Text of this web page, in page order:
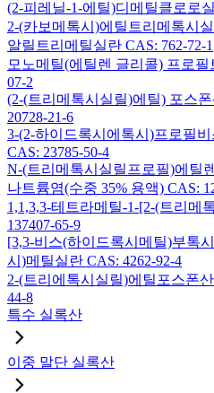
(2-피레닐-1-에틸)디메틸클로로
2-(카보메톡시)에틸트리메톡시
알릴트리메틸실란 CAS: 762-72-1
모노메틸(에틸렌 글리콜) 프로
07-2
(2-(트리메톡시실릴)에틸) 포스
20728-21-6
3-(2-하이드록시에톡시)프로필
CAS: 23785-50-4
N-(트리메톡시실릴프로필)에틸
나트륨염(수중 35% 용액) CAS:
1,1,3,3-테트라메틸-1-[2-(트리메
137407-65-9
[3,3-비스(하이드록시메틸)부톡
시)메틸실란 CAS: 4262-92-4
2-(트리에톡시실릴)에틸포스폰
44-8
특수 실록산
이중 말단 실록산